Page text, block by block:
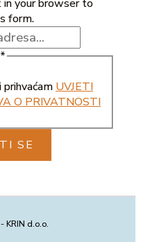
in your browser to
form.
*
UVJETI
O PRIVATNOSTI
SE
KRIN d.o.o.